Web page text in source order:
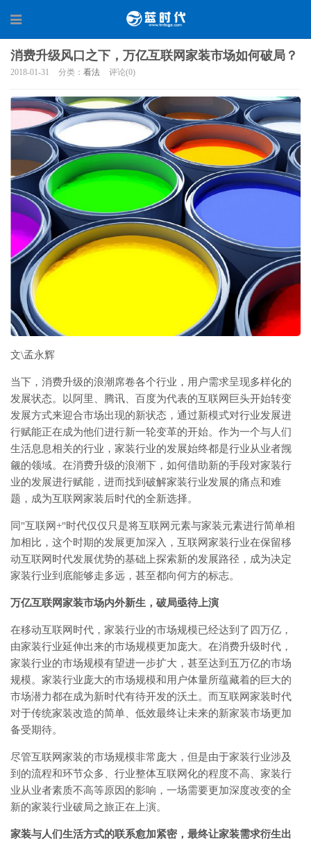
消费升级风口之下，万亿互联网家装市场如何破局？
2018-01-31 分类： 看法 评论(0)
文\孟永辉
当下，消费升级的浪潮席卷各个行业，用户需求呈现多样化的
发展状态。以阿里、腾讯、百度为代表的互联网巨头开始转变
发展方式来迎合市场出现的新状态，通过新模式对行业发展进
行赋能正在成为他们进行新一轮变革的开始。作为一个与人们
生活息息相关的行业，家装行业的发展始终都是行业从业者觊
觎的领域。在消费升级的浪潮下，如何借助新的手段对家装行
业的发展进行赋能，进而找到破解家装行业发展的痛点和难
题，成为互联网家装后时代的全新选择。
同"互联网+"时代仅仅只是将互联网元素与家装元素进行简单相
加相比，这个时期的发展更加深入，互联网家装行业在保留移
动互联网时代发展优势的基础上探索新的发展路径，成为决定
家装行业到底能够走多远，甚至都向何方的标志。
万亿互联网家装市场内外新生，破局亟待上演
在移动互联网时代，家装行业的市场规模已经达到了四万亿，
由家装行业延伸出来的市场规模更加庞大。在消费升级时代，
家装行业的市场规模有望进一步扩大，甚至达到五万亿的市场
规模。家装行业庞大的市场规模和用户体量所蕴藏着的巨大的
市场潜力都在成为新时代有待开发的沃土。而互联网家装时代
对于传统家装改造的简单、低效最终让未来的新家装市场更加
备受期待。
尽管互联网家装的市场规模非常庞大，但是由于家装行业涉及
到的流程和环节众多、行业整体互联网化的程度不高、家装行
业从业者素质不高等原因的影响，一场需要更加深度改变的全
新的家装行业破局之旅正在上演。
家装与人们生活方式的联系愈加紧密，最终让家装需求衍生出